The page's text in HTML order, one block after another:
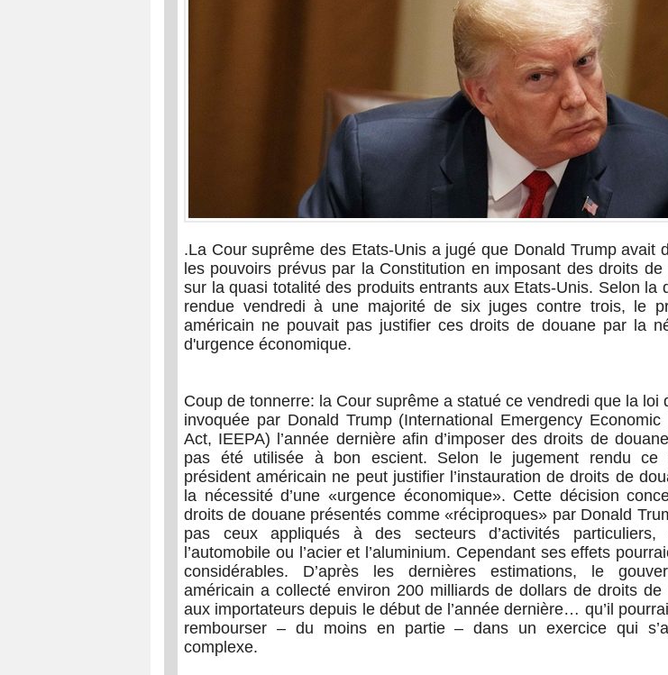
.La Cour suprême des Etats-Unis a jugé que Donald Trump avait
les pouvoirs prévus par la Constitution en imposant des droits de
sur la quasi totalité des produits entrants aux Etats-Unis. Selon la
rendue vendredi à une majorité de six juges contre trois, le
américain ne pouvait pas justifier ces droits de douane par la
d'urgence économique.
Coup de tonnerre: la Cour suprême a statué ce vendredi que la loi
invoquée par Donald Trump (International Emergency Economic
Act, IEEPA) l’année dernière afin d’imposer des droits de
pas été utilisée à bon escient. Selon le jugement rendu ce
président américain ne peut justifier l’instauration de droits de
la nécessité d’une «urgence économique». Cette décision
droits de douane présentés comme «réciproques» par Donald
pas ceux appliqués à des secteurs d’activités particuliers,
l’automobile ou l’acier et l’aluminium. Cependant ses effets
considérables. D’après les dernières estimations, le
américain a collecté environ 200 milliards de dollars de droits de
aux importateurs depuis le début de l’année dernière… qu’il
rembourser – du moins en partie – dans un exercice qui
complexe.